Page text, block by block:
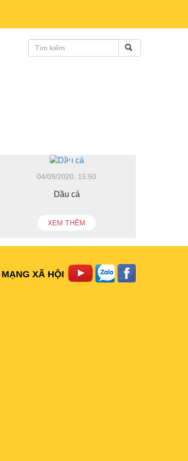
04/09/2020, 15:50
Dầu cá
XEM THÊM
MẠNG XÃ HỘI